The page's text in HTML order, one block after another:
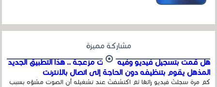
مشاركة مميزة
هل قمت بتسجيل فيديو وفيه أصوت مزعجة .. هذا التطبيق الجديد
المذهل يقوم بتنظيفه دون الحاجة إلى اتصال بالإنترنت
كم مرة سجلتَ فيديو رائعًا ثم اكتشفتَ عند تشغيله أن الصوت مشوّه بسبب